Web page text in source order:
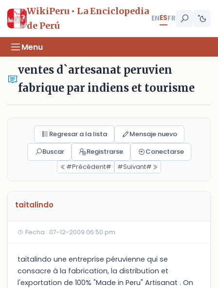
WikiPeru • La Enciclopedia
de Perú
ENESFR
Menu
ventes d`artesanat peruvien
fabrique par indiens et tourisme
Regresar a la lista
Mensaje nuevo
Buscar
Registrarse
Conectarse
#Précédent#
#Suivant#
taitalindo
Fecha : 07-12-2009 06:50 pm
taitalindo une entreprise péruvienne qui se
consacre à la fabrication, la distribution et
l'exportation de 100% "Made in Peru" Artisanat . On